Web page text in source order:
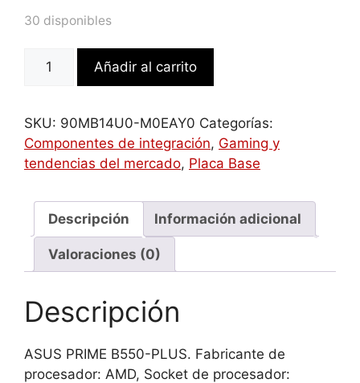
30 disponibles
ASUS
PLUS
AMD
B550
AM4
ATX
cantidad
Añadir al carrito
SKU: 90MB14U0-M0EAY0 Categorías:
Componentes de integración, Gaming y
tendencias del mercado, Placa Base
Descripción Información adicional
Valoraciones (0)
Descripción
ASUS PRIME B550-PLUS. Fabricante de
procesador: AMD, Socket de procesador: